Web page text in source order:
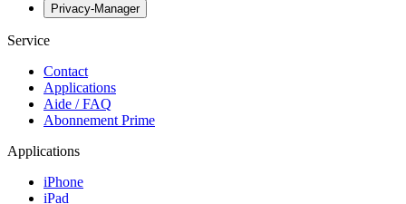
Privacy-Manager
Service
Contact
Applications
Aide / FAQ
Abonnement Prime
Applications
iPhone
iPad